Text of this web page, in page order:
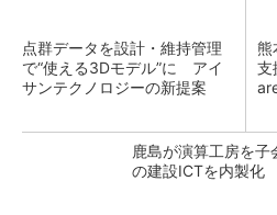
点群データを設計・維持管理
で“使える3Dモデル”に アイ
サンテクノロジーの新提案
熊
支
鹿島が演算工房を
の建設ICTを内製化